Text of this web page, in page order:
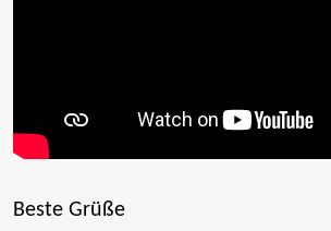
Beste Grüße